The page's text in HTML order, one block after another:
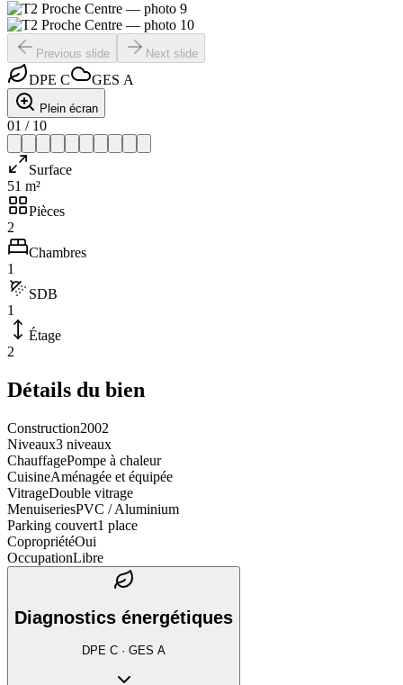
Previous slide Next slide
DPE C GES A
Plein écran
01 / 10
Surface
51 m²
Pièces
2
Chambres
1
SDB
1
Étage
2
Détails du bien
Construction2002
Niveaux3 niveaux
ChauffagePompe à chaleur
CuisineAménagée et équipée
VitrageDouble vitrage
MenuiseriesPVC / Aluminium
Parking couvert1 place
CopropriétéOui
OccupationLibre
Diagnostics énergétiques
DPE C · GES A